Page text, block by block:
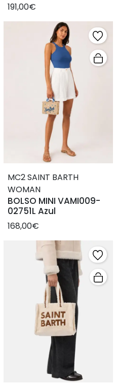
191,00€
MC2 SAINT BARTH
WOMAN
BOLSO MINI VAMI009-
02751L Azul
168,00€